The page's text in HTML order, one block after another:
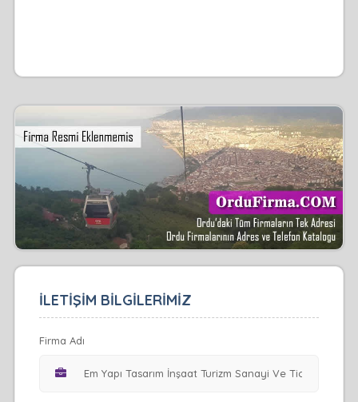
İLETİŞİM BİLGİLERİMİZ
Firma Adı